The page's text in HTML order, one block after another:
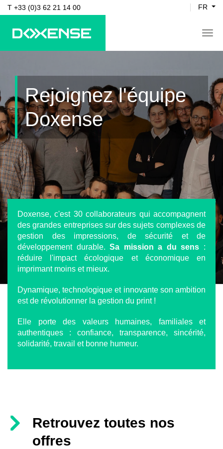
T +33 (0)3 62 21 14 00 FR
Rejoignez l'équipe
Doxense
Doxense, c'est 30 collaborateurs qui accompagnent
des grandes entreprises sur des sujets complexes de
gestion des impressions, de sécurité et de
développement durable.Sa mission a du sens :
réduire l'impact écologique et économique en
imprimant moins et mieux.
Dynamique, technologique et innovante son ambition
est de révolutionner la gestion du print !
Elle porte des valeurs humaines, familiales et
authentiques : confiance, transparence, sincérité,
solidarité, travail et bonne humeur.
Retrouvez toutes nos
offres